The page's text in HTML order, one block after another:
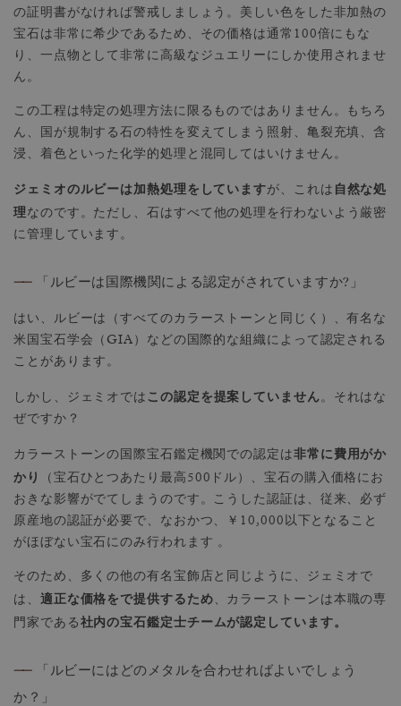
の証明書がなければ警戒しましょう。美しい色をした非加熱の
宝石は非常に希少であるため、その価格は通常100倍にもな
り、一点物として非常に高級なジュエリーにしか使用されませ
ん。
この工程は特定の処理方法に限るものではありません。もちろ
ん、国が規制する石の特性を変えてしまう照射、亀裂充填、含
浸、着色といった化学的処理と混同してはいけません。
ジェミオのルビーは加熱処理をしていますが、これは 自然な処
理 なのです。ただし、石はすべて他の処理を行わないよう厳密
に管理しています。
—— 「ルビーは国際機関による認定がされていますか?」
はい、ルビーは（すべてのカラーストーンと同じく）、有名な
米国宝石学会（GIA）などの国際的な組織によって認定される
ことがあります。
しかし、ジェミオでは この認定を提案していません。それはな
ぜですか？
カラーストーンの国際宝石鑑定機関での認定は非常に費用がか
かり
（宝石ひとつあたり最高500ドル）、宝石の購入価格にお
おきな影響がでてしまうのです。こうした認証は、従来、必ず
原産地の認証が必要で、なおかつ、￥10,000以下となること
がほぼない宝石にのみ行われます 。
そのため、多くの他の有名宝飾店と同じように、ジェミオで
は、 適正な価格をで提供するため 、カラーストーンは本職の専
門家である 社内の宝石鑑定士チームが認定しています。
——
「ルビーにはどのメタルを合わせればよいでしょう
か？」